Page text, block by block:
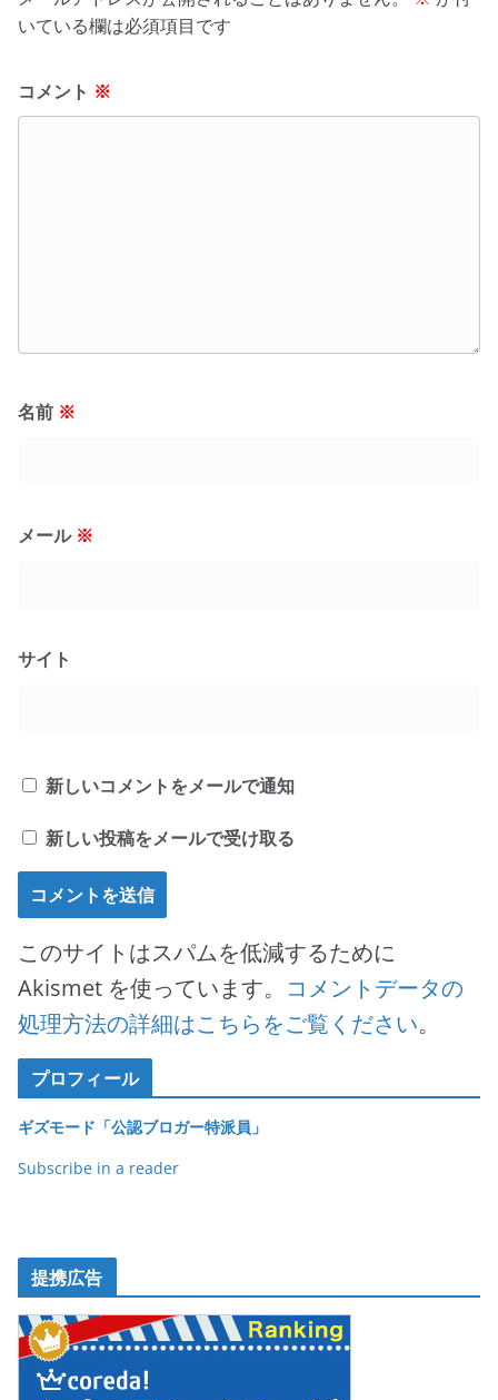
いている欄は必須項目です
コメント ※
名前 ※
メール ※
サイト
新しいコメントをメールで通知
新しい投稿をメールで受け取る
このサイトはスパムを低減するために
Akismet を使っています。 コメントデータの
処理方法の詳細はこちらをご覧ください。
プロフィール
ギズモード「公認ブロガー特派員」
Subscribe in a reader
提携広告